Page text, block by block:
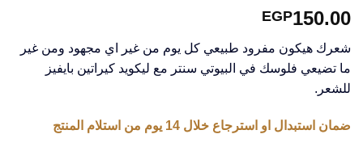
EGP150.00
شعرك هيكون مفرود طبيعي كل يوم من غير اي مجهود ومن غير
ما تضيعي فلوسك في البيوتي سنتر مع ليكويد كيراتين بايفيز
للشعر.
ضمان استبدال او استرجاع خلال 14 يوم من استلام المنتج